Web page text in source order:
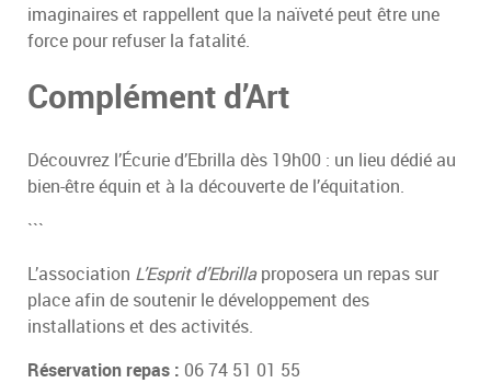
imaginaires et rappellent que la naïveté peut être une
force pour refuser la fatalité.
Complément d’Art
Découvrez l’Écurie d’Ebrilla dès 19h00 : un lieu dédié au
bien-être équin et à la découverte de l’équitation.
```
L’association L’Esprit d’Ebrillaproposera un repas sur
place afin de soutenir le développement des
installations et des activités.
Réservation repas : 06 74 51 01 55